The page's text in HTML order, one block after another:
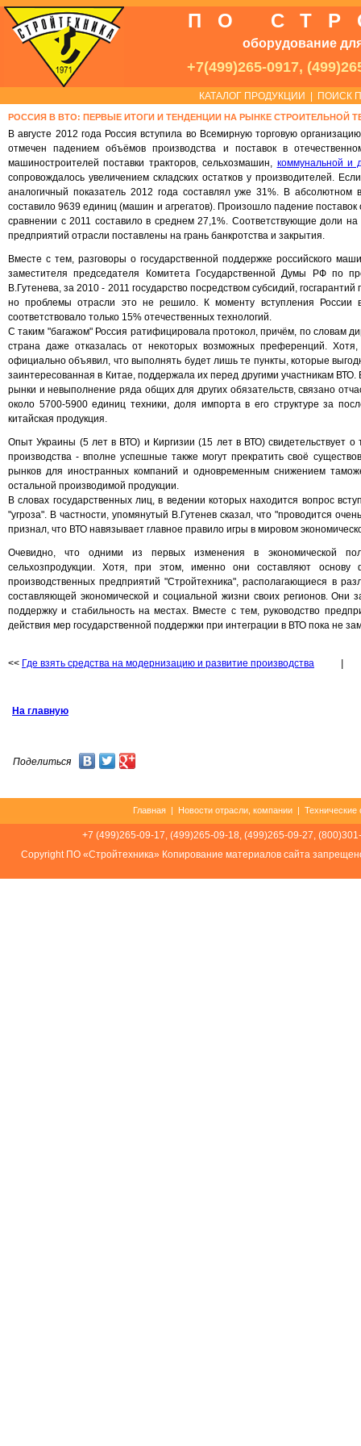
ПО
оборудование
+7(499)265-0917,
КАТАЛОГ ПРОДУКЦИИ ПОИСК
РОССИЯ В ВТО: ПЕРВЫЕ ИТОГИ И ТЕНДЕНЦИИ НА РЫНКЕ СТРОИТЕЛЬНОЙ
В августе 2012 года Россия вступила во Всемирную торговую
отмечен падением объёмов производства и поставок в
машиностроителей поставки тракторов, сельхозмашин, коммунальной и
сопровождалось увеличением складских остатков у производителей.
аналогичный показатель 2012 года составлял уже 31%. В
составило 9639 единиц (машин и агрегатов). Произошло падение
сравнении с 2011 составило в среднем 27,1%. Соответствующие доли
предприятий отрасли поставлены на грань банкротства и закрытия.
Вместе с тем, разговоры о государственной поддержке российского
заместителя председателя Комитета Государственной Думы РФ по
В.Гутенева, за 2010 - 2011 государство посредством субсидий,
но проблемы отрасли это не решило. К моменту вступления
соответствовало только 15% отечественных технологий.
С таким "багажом" Россия ратифицировала протокол, причём, по словам
страна даже отказалась от некоторых возможных преференций.
официально объявил, что выполнять будет лишь те пункты, которые
заинтересованная в Китае, поддержала их перед другими участникам ВТО.
рынки и невыполнение ряда общих для других обязательств, связано
около 5700-5900 единиц техники, доля импорта в его структуре за
китайская продукция.
Опыт Украины (5 лет в ВТО) и Киргизии (15 лет в ВТО) свидетельствует
производства - вполне успешные также могут прекратить своё
рынков для иностранных компаний и одновременным снижением
остальной производимой продукции.
В словах государственных лиц, в ведении которых находится вопрос
"угроза". В частности, упомянутый В.Гутенев сказал, что "проводится
признал, что ВТО навязывает главное правило игры в мировом
Очевидно, что одними из первых изменения в экономической
сельхозпродукции. Хотя, при этом, именно они составляют основу
производственных предприятий "Стройтехника", располагающиеся в
составляющей экономической и социальной жизни своих регионов.
поддержку и стабильность на местах. Вместе с тем, руководство
действия мер государственной поддержки при интеграции в ВТО пока не
<< Где взять средства на модернизацию и развитие производства
На главную
Поделиться
Главная | Новости отрасли, компании | Технические
+7 (499)265-09-17, (499)265-09-18, (499)265-09-27,
Соpуright ПО «Стройтехника» Копирование материалов сайта